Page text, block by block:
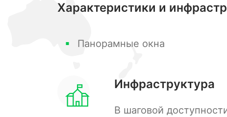
Характеристики и
Панорамные окна
Инфраструктура
В шаговой